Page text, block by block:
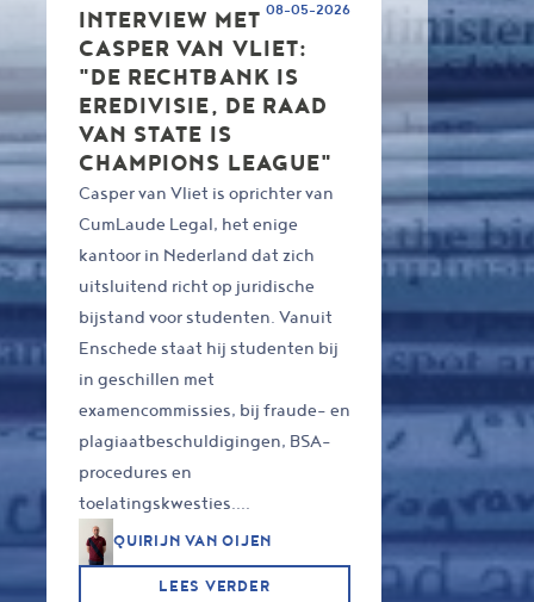
INTERVIEW MET
CASPER VAN VLIET:
"DE RECHTBANK IS
EREDIVISIE, DE RAAD
VAN STATE IS
CHAMPIONS LEAGUE"
08-05-2026
Casper van Vliet is oprichter van
CumLaude Legal, het enige
kantoor in Nederland dat zich
uitsluitend richt op juridische
bijstand voor studenten. Vanuit
Enschede staat hij studenten bij
in geschillen met
examencommissies, bij fraude- en
plagiaatbeschuldigingen, BSA-
procedures en
toelatingskwesties....
QUIRIJN VAN OIJEN
LEES VERDER